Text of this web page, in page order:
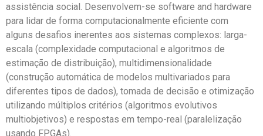
assistência social. Desenvolvem-se software and hardware
para lidar de forma computacionalmente eficiente com
alguns desafios inerentes aos sistemas complexos: larga-
escala (complexidade computacional e algoritmos de
estimação de distribuição), multidimensionalidade
(construção automática de modelos multivariados para
diferentes tipos de dados), tomada de decisão e otimização
utilizando múltiplos critérios (algoritmos evolutivos
multiobjetivos) e respostas em tempo-real (paralelização
usando FPGAs).